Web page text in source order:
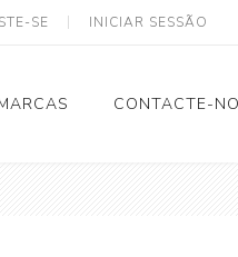
SE INICIAR SESSÃO
CONTACTE-